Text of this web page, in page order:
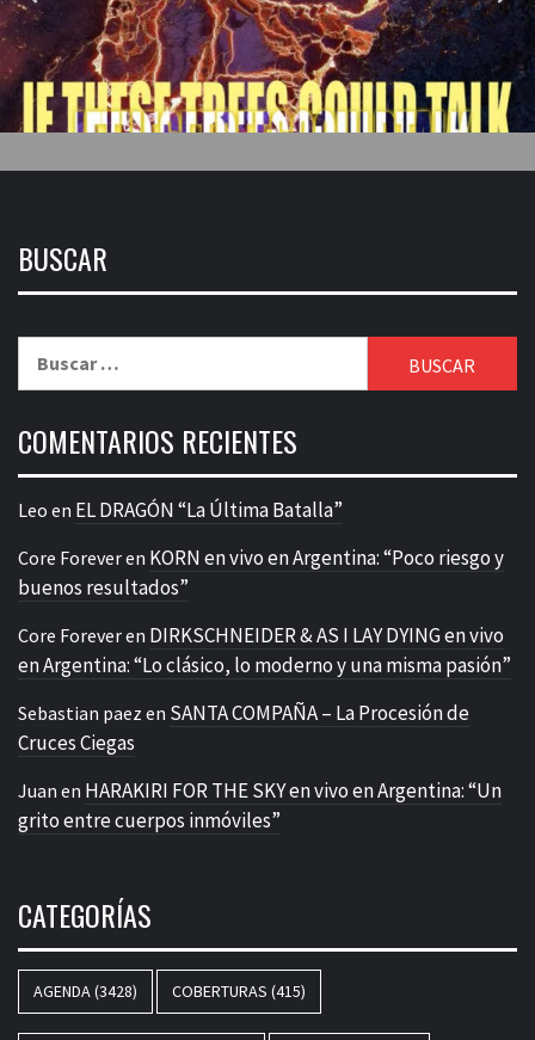
BUSCAR
COMENTARIOS RECIENTES
Leo en EL DRAGÓN “La Última Batalla”
Core Foreveren KORN en vivo en Argentina: “Poco riesgo y
buenos resultados”
Core Foreveren DIRKSCHNEIDER & AS I LAY DYING en vivo
en Argentina: “Lo clásico, lo moderno y una misma pasión”
Sebastian paez en SANTA COMPAÑA – La Procesión de
Cruces Ciegas
Juan en HARAKIRI FOR THE SKY en vivo en Argentina: “Un
grito entre cuerpos inmóviles”
CATEGORÍAS
AGENDA (3428) COBERTURAS (415)